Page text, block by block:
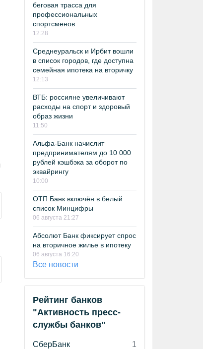
беговая трасса для
профессиональных
спортсменов
12:28
Среднеуральск и Ирбит вошли
в список городов, где доступна
семейная ипотека на вторичку
12:13
ВТБ: россияне увеличивают
расходы на спорт и здоровый
образ жизни
11:50
Альфа-Банк начислит
предпринимателям до 10 000
рублей кэшбэка за оборот по
эквайрингу
10:00
ОТП Банк включён в белый
список Минцифры
06 августа 21:27
Абсолют Банк фиксирует спрос
на вторичное жилье в ипотеку
06 августа 16:20
Все новости
Рейтинг банков
"Активность пресс-
службы банков"
СберБанк
1